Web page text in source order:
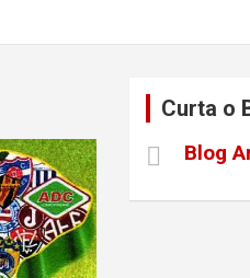
Curta o
Blog